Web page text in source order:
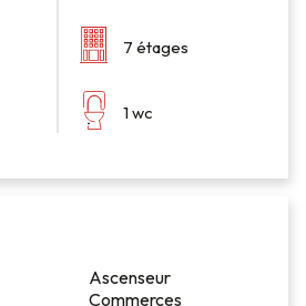
7 étages
1 wc
Ascenseur
Commerces